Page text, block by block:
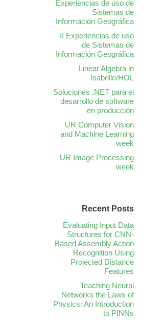
Experiencias de uso de
Sistemas de
Información Geográfica
II Experiencias de uso
de Sistemas de
Información Geográfica
Linear Algebra in
Isabelle/HOL
Soluciones .NET para el
desarrollo de software
en producción
UR Computer Vision
and Machine Learning
week
UR Image Processing
week
Recent Posts
Evaluating Input Data
Structures for CNN-
Based Assembly Action
Recognition Using
Projected Distance
Features
Teaching Neural
Networks the Laws of
Physics: An Introduction
to PINNs